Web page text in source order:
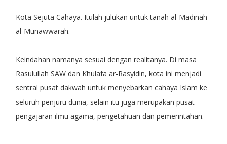
Kota Sejuta Cahaya. Itulah julukan untuk tanah al-Madinah
al-Munawwarah.
Keindahan namanya sesuai dengan realitanya. Di masa
Rasulullah SAW dan Khulafa ar-Rasyidin, kota ini menjadi
sentral pusat dakwah untuk menyebarkan cahaya Islam ke
seluruh penjuru dunia, selain itu juga merupakan pusat
pengajaran ilmu agama, pengetahuan dan pemerintahan.